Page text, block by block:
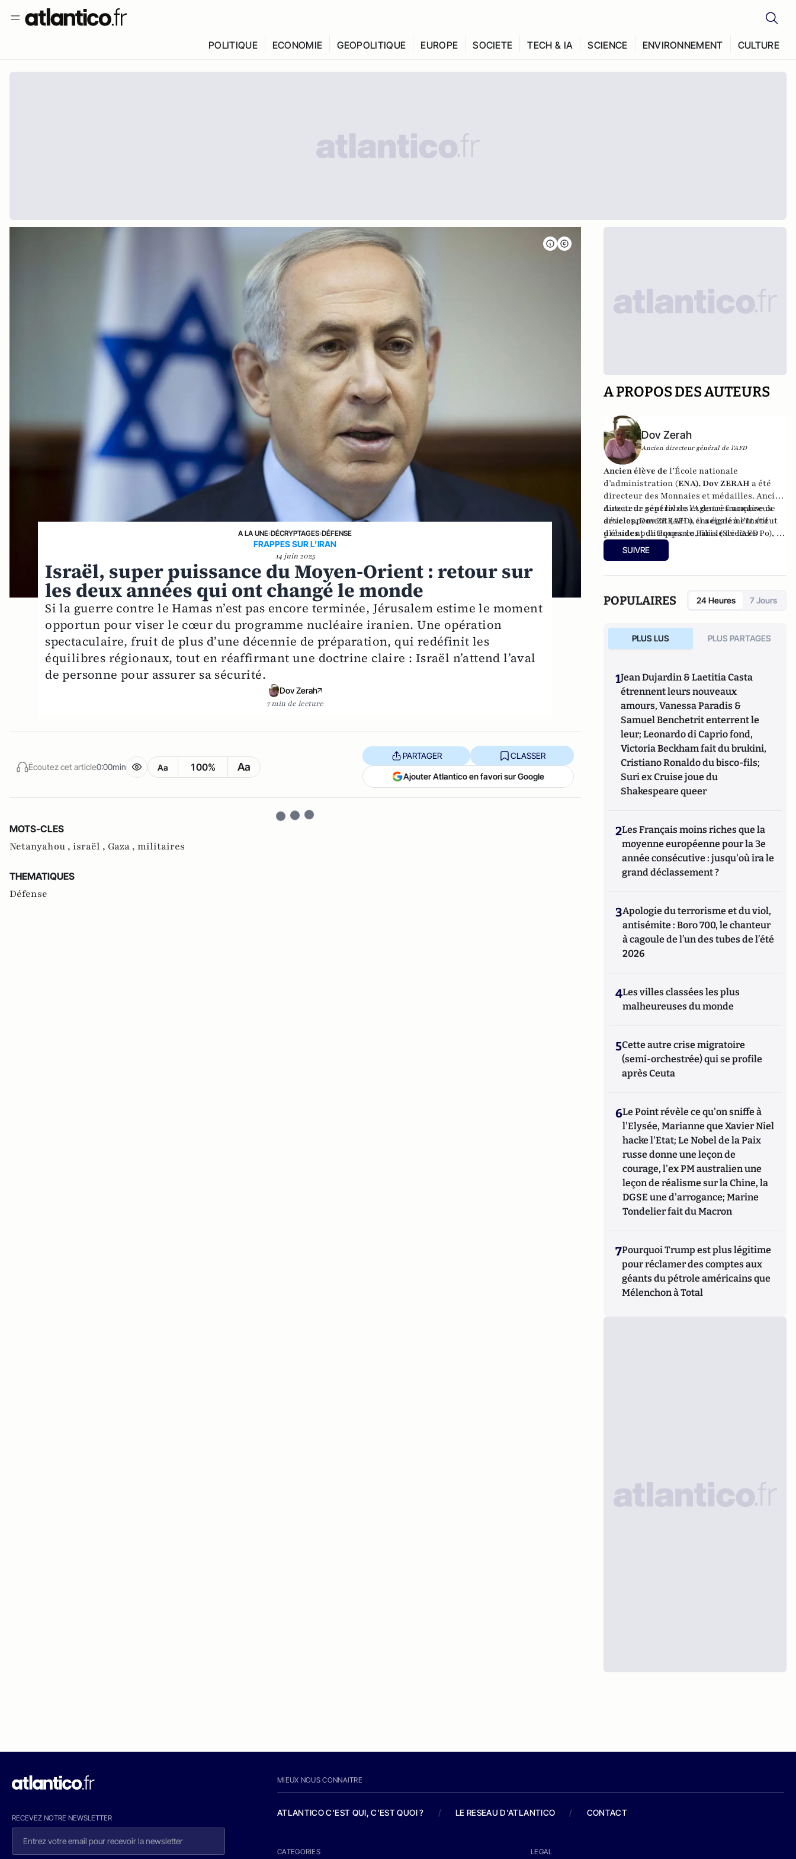
POLITIQUE ECONOMIE GEOPOLITIQUE EUROPE SOCIETE TECH & IA SCIENCE ENVIRONNEMENT CULTURE
A LA UNE›DÉCRYPTAGES›DÉFENSE
FRAPPES SUR L’IRAN
14 juin 2025
Israël, super puissance du Moyen-Orient : retour sur
les deux années qui ont changé le monde
Si la guerre contre le Hamas n’est pas encore terminée, Jérusalem estime le moment
opportun pour viser le cœur du programme nucléaire iranien. Une opération
spectaculaire, fruit de plus d’une décennie de préparation, qui redéfinit les
équilibres régionaux, tout en réaffirmant une doctrine claire : Israël n’attend l’aval
de personne pour assurer sa sécurité.
Dov Zerah
7 min de lecture
Écoutez cet article0:00min Aa 100% Aa
PARTAGER CLASSER
Ajouter Atlantico en favori sur Google
MOTS-CLES
Netanyahou , israël , Gaza , militaires
THEMATIQUES
Défense
A PROPOS DES AUTEURS
Dov Zerah
Ancien directeur général de l'AFD
Ancien élève del’École nationale
d’administration (ENA), Dov ZERAH a été
directeur des Monnaies et médailles. Ancien
directeur général de l'Agence française de
développement (AFD), il a également été
président de Proparco, filiale de l’AFD
spécialisée dans le financement du secteur
privé et censeur d'OSEO.
Auteur de sept livres et de très nombreux
articles, Dov ZERAH a enseigné à l’Institut
d’études politiques de Paris (Sciences Po), à
l’ENA, ainsi qu’à l’École des hautes études
commerciales de Paris (HEC). Conseiller
Administrateur du Consistoire de Paris de
1998 à 2006 et de 2010 à 2018, il en a été le
SUIVRE
POPULAIRES 24 Heures 7 Jours
PLUS LUS PLUS PARTAGES
1Jean Dujardin & Laetitia Casta
étrennent leurs nouveaux
amours, Vanessa Paradis &
Samuel Benchetrit enterrent le
leur; Leonardo di Caprio fond,
Victoria Beckham fait du brukini,
Cristiano Ronaldo du bisco-fils;
Suri ex Cruise joue du
Shakespeare queer
2Les Français moins riches que la
moyenne européenne pour la 3e
année consécutive : jusqu'où ira le
grand déclassement ?
3Apologie du terrorisme et du viol,
antisémite : Boro 700, le chanteur
à cagoule de l’un des tubes de l’été
2026
4Les villes classées les plus
malheureuses du monde
5Cette autre crise migratoire
(semi-orchestrée) qui se profile
après Ceuta
6Le Point révèle ce qu'on sniffe à
l'Elysée, Marianne que Xavier Niel
hacke l'Etat; Le Nobel de la Paix
russe donne une leçon de
courage, l'ex PM australien une
leçon de réalisme sur la Chine, la
DGSE une d'arrogance; Marine
Tondelier fait du Macron
7Pourquoi Trump est plus légitime
pour réclamer des comptes aux
géants du pétrole américains que
Mélenchon à Total
RECEVEZ NOTRE NEWSLETTER
MIEUX NOUS CONNAITRE
ATLANTICO C'EST QUI, C'EST QUOI ? / LE RESEAU D'ATLANTICO / CONTACT
CATEGORIES LEGAL